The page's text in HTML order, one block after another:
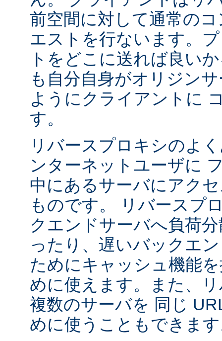
前空間に対して通常の
エストを行ないます。
トをどこに送れば良い
も自分自身がオリジン
ようにクライアントに
す。
リバースプロキシのよ
ンターネットユーザに
中にあるサーバにアク
ものです。 リバースプ
クエンドサーバへ負荷
ったり、遅いバックエ
ためにキャッシュ機能
めに使えます。また、
複数のサーバを 同じ
めに使うこともできま